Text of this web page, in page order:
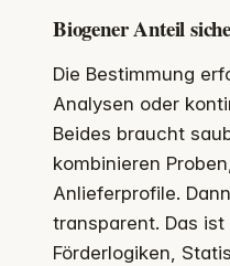
Biogener Anteil
Die Bestimmung
Analysen oder
Beides braucht
kombinieren
Anlieferprofile.
transparent. Das
Förderlogiken,